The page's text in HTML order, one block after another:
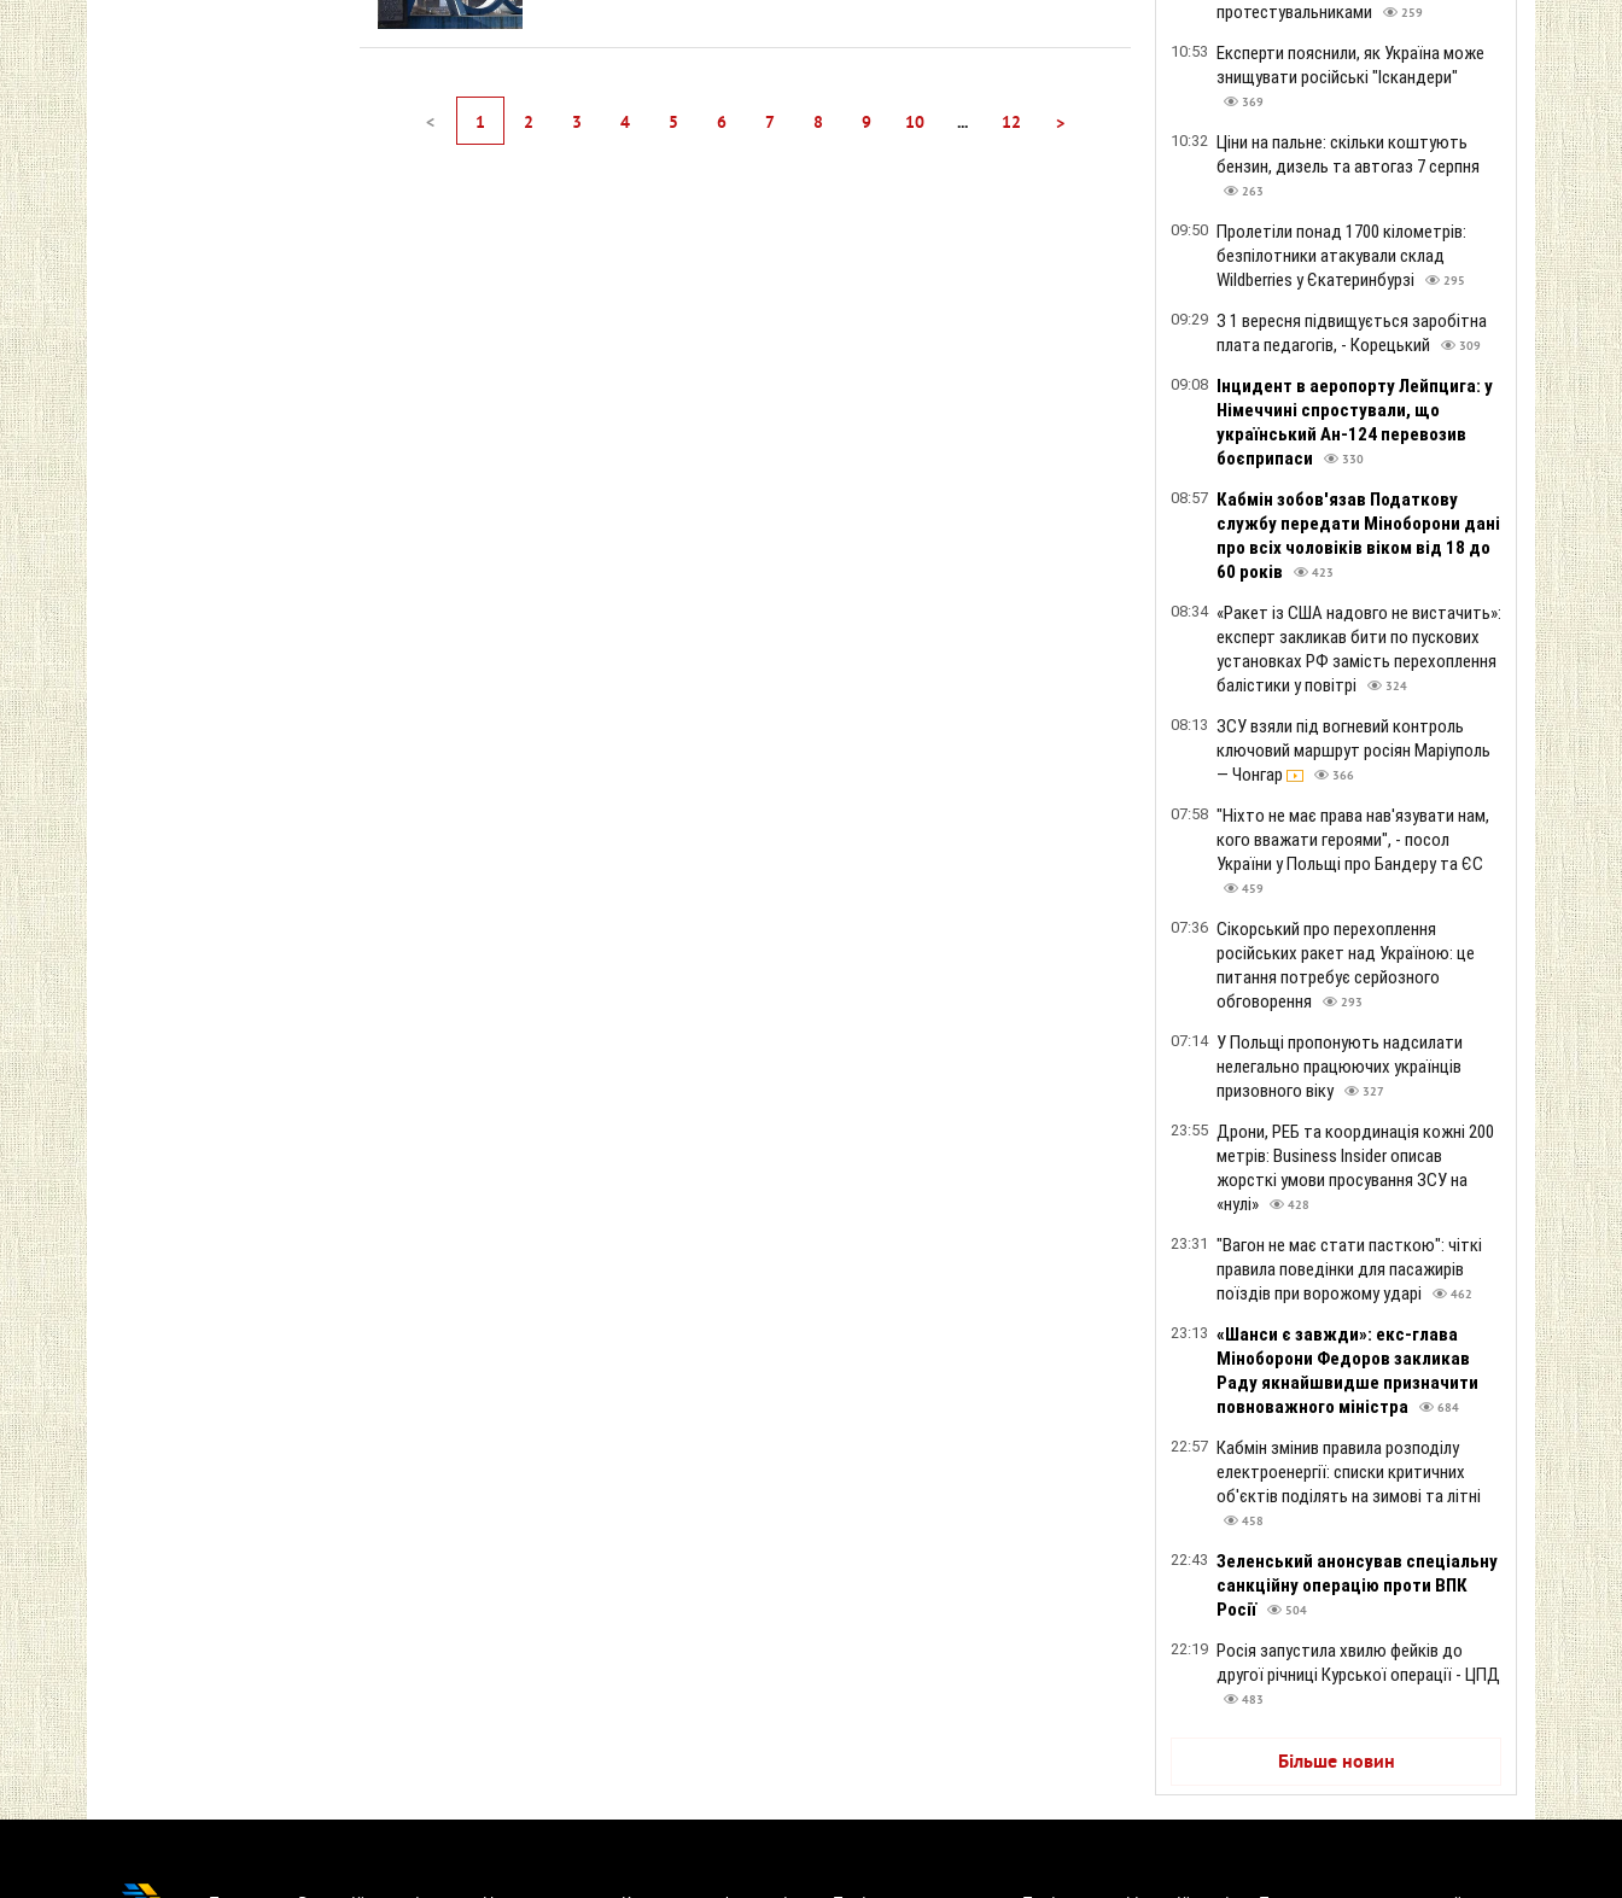
< 1 2 3 4 5 6 7 8 9 10 ... 12 >
протестувальниками
259
10:53 Експерти пояснили, як Україна може
знищувати російські "Іскандери"
369
10:32 Ціни на пальне: скільки коштують
бензин, дизель та автогаз 7 серпня
263
09:50 Пролетіли понад 1700 кілометрів:
безпілотники атакували склад
Wildberries у Єкатеринбурзі
295
09:29 З 1 вересня підвищується заробітна
плата педагогів, - Корецький
309
09:08 Інцидент в аеропорту Лейпцига: у
Німеччині спростували, що
український Ан-124 перевозив
боєприпаси
330
08:57 Кабмін зобов'язав Податкову
службу передати Міноборони дані
про всіх чоловіків віком від 18 до
60 років
423
08:34 «Ракет із США надовго не вистачить»:
експерт закликав бити по пускових
установках РФ замість перехоплення
балістики у повітрі
324
08:13 ЗСУ взяли під вогневий контроль
ключовий маршрут росіян Маріуполь
— Чонгар
366
07:58 "Ніхто не має права нав'язувати нам,
кого вважати героями", - посол
України у Польщі про Бандеру та ЄС
459
07:36 Сікорський про перехоплення
російських ракет над Україною: це
питання потребує серйозного
обговорення
293
07:14 У Польщі пропонують надсилати
нелегально працюючих українців
призовного віку
327
23:55 Дрони, РЕБ та координація кожні 200
метрів: Business Insider описав
жорсткі умови просування ЗСУ на
«нулі»
428
23:31 "Вагон не має стати пасткою": чіткі
правила поведінки для пасажирів
поїздів при ворожому ударі
462
23:13 «Шанси є завжди»: екс-глава
Міноборони Федоров закликав
Раду якнайшвидше призначити
повноважного міністра
684
22:57 Кабмін змінив правила розподілу
електроенергії: списки критичних
об'єктів поділять на зимові та літні
458
22:43 Зеленський анонсував спеціальну
санкційну операцію проти ВПК
Росії
504
22:19 Росія запустила хвилю фейків до
другої річниці Курської операції - ЦПД
483
Більше новин